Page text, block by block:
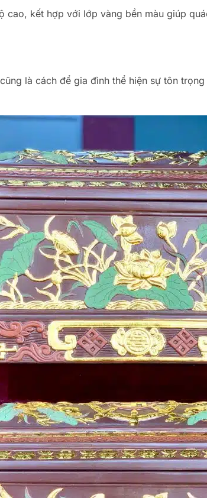
cao, kết hợp với lớp vàng bền màu giúp
cũng là cách để gia đình thể hiện sự tôn